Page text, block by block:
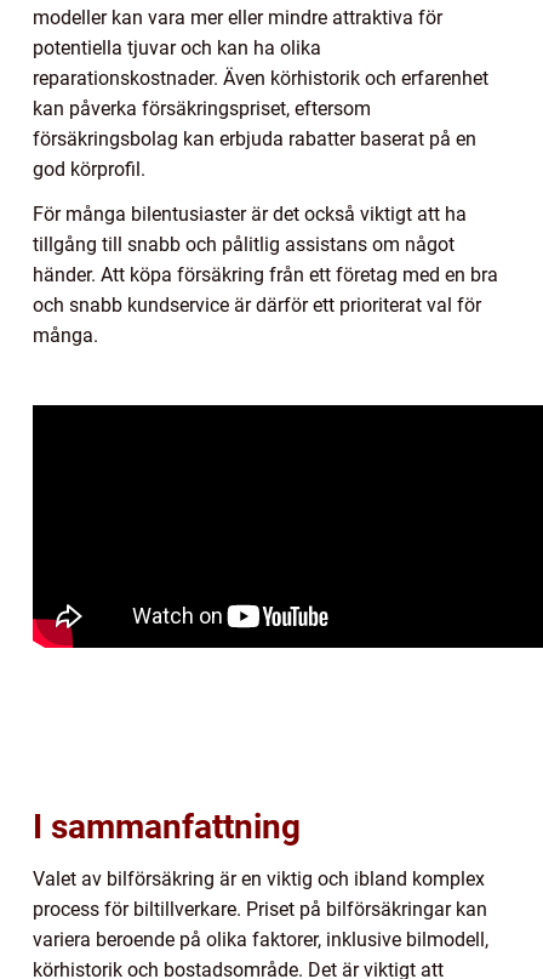
modeller kan vara mer eller mindre attraktiva för
potentiella tjuvar och kan ha olika
reparationskostnader. Även körhistorik och erfarenhet
kan påverka försäkringspriset, eftersom
försäkringsbolag kan erbjuda rabatter baserat på en
god körprofil.
För många bilentusiaster är det också viktigt att ha
tillgång till snabb och pålitlig assistans om något
händer. Att köpa försäkring från ett företag med en bra
och snabb kundservice är därför ett prioriterat val för
många.
I sammanfattning
Valet av bilförsäkring är en viktig och ibland komplex
process för biltillverkare. Priset på bilförsäkringar kan
variera beroende på olika faktorer, inklusive bilmodell,
körhistorik och bostadsområde. Det är viktigt att